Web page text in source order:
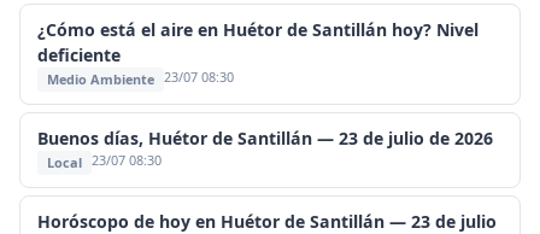
¿Cómo está el aire en Huétor de Santillán hoy? Nivel
deficiente
Medio Ambiente 23/07 08:30
Buenos días, Huétor de Santillán — 23 de julio de 2026
Local 23/07 08:30
Horóscopo de hoy en Huétor de Santillán — 23 de julio